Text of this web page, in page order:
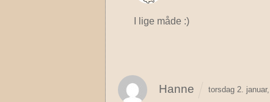
I lige måde :)
Hanne torsdag 2.